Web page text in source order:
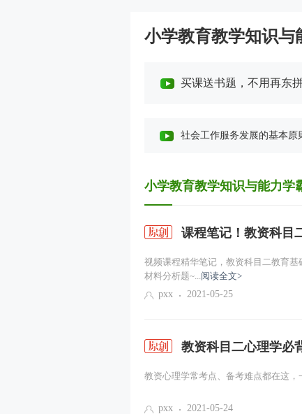
小学教育教学知识与
买课送书题，不用再东
开展社会工作服务应重点掌握的相关
社会工作服务专业价值观与道德
小组社会工作服务方法（一）
社会工作服务的管理（一）
小学教育教学知识与能力学
课程笔记！教资科目
视频课程精华笔记，教资科目二教育
材料分析题~...阅读全文>
pxx
2021-05-25
教资科目二心理学必
教资心理学常考点、备考难点都在这
pxx 2021-05-24